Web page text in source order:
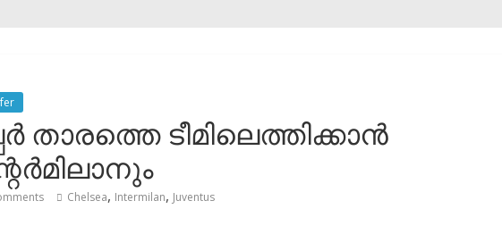
ടീമിലെത്തിക്കാൻ
Chelsea, Intermilan, Juventus